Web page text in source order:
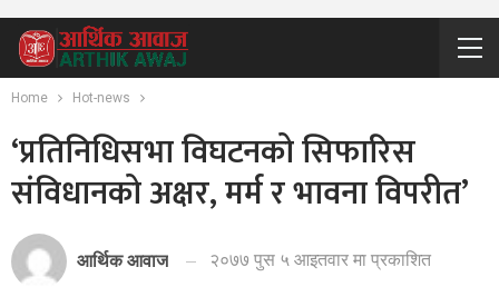
Home Hot-news
‘प्रतिनिधिसभा विघटनको सिफारिस
संविधानको अक्षर, मर्म र भावना विपरीत’
आर्थिक आवाज २०७७ पुस ५ आइतवार मा प्रकाशित